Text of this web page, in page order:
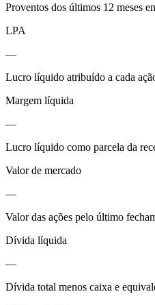
Proventos dos últimos 12 meses
LPA
—
Lucro líquido atribuído a cada
Margem líquida
—
Lucro líquido como parcela da
Valor de mercado
—
Valor das ações pelo último
Dívida líquida
—
Dívida total menos caixa e